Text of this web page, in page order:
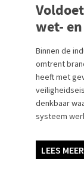
wet-
Binnen de
omtrent
heeft met
denkbaar
systeem
LEES MEER